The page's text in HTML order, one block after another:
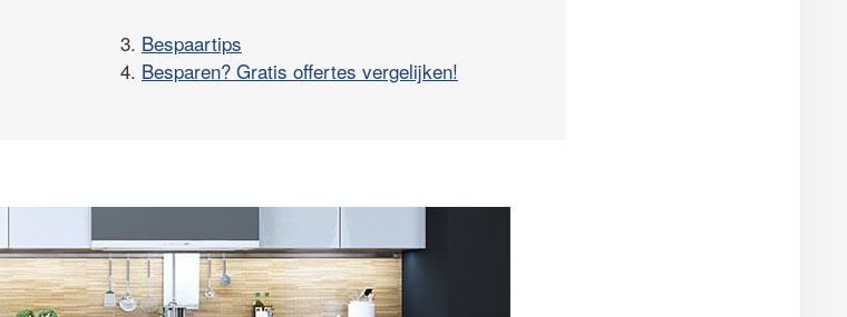
3. Bespaartips
4. Besparen? Gratis offertes vergelijken!